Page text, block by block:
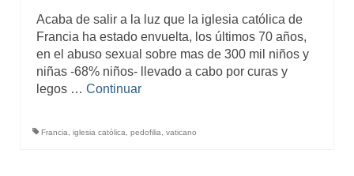
Acaba de salir a la luz que la iglesia católica de
Francia ha estado envuelta, los últimos 70 años,
en el abuso sexual sobre mas de 300 mil niños y
niñas -68% niños- llevado a cabo por curas y
legos … Continuar
Francia iglesia católica pedofilia vaticano